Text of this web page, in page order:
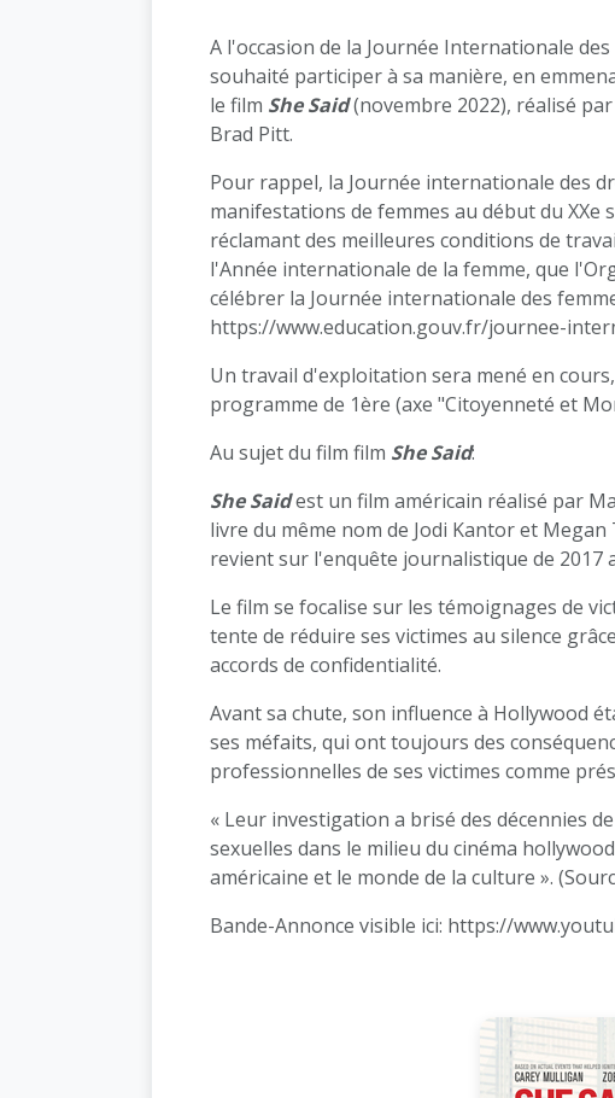
A l'occasion de la Journée Internationale
souhaité participer à sa manière, en
le film She Said(novembre 2022), réalisé
Brad Pitt.
Pour rappel, la Journée internationale des
manifestations de femmes au début du XXe
réclamant des meilleures conditions de
l'Année internationale de la femme, que
célébrer la Journée internationale des
https://www.education.gouv.fr/journee-
Un travail d'exploitation sera mené en
programme de 1ère (axe "Citoyenneté et
Au sujet du film film She Said:
She Saidest un film américain réalisé par
livre du même nom de Jodi Kantor et
revient sur l'enquête journalistique de 2017
Le film se focalise sur les témoignages de
tente de réduire ses victimes au silence
accords de confidentialité.
Avant sa chute, son influence à Hollywood
ses méfaits, qui ont toujours des
professionnelles de ses victimes comme
« Leur investigation a brisé des décennies
sexuelles dans le milieu du cinéma
américaine et le monde de la culture ».
Bande-Annonce visible ici: https://